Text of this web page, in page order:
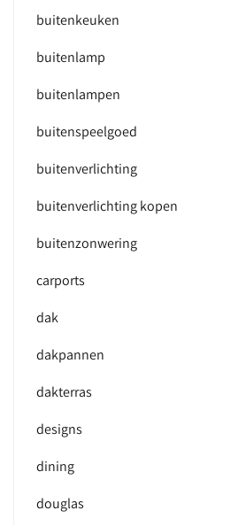
buitenkeuken
buitenlamp
buitenlampen
buitenspeelgoed
buitenverlichting
buitenverlichting kopen
buitenzonwering
carports
dak
dakpannen
dakterras
designs
dining
douglas